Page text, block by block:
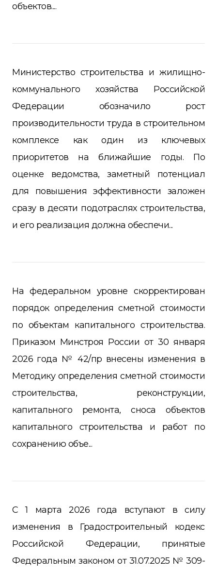
объектов....
Министерство строительства и жилищно-
коммунального хозяйства Российской
Федерации обозначило рост
производительности труда в строительном
комплексе как один из ключевых
приоритетов на ближайшие годы. По
оценке ведомства, заметный потенциал
для повышения эффективности заложен
сразу в десяти подотраслях строительства,
и его реализация должна обеспечи...
На федеральном уровне скорректирован
порядок определения сметной стоимости
по объектам капитального строительства.
Приказом Минстроя России от 30 января
2026 года № 42/пр внесены изменения в
Методику определения сметной стоимости
строительства, реконструкции,
капитального ремонта, сноса объектов
капитального строительства и работ по
сохранению объе...
С 1 марта 2026 года вступают в силу
изменения в Градостроительный кодекс
Российской Федерации, принятые
Федеральным законом от 31.07.2025 № 309-